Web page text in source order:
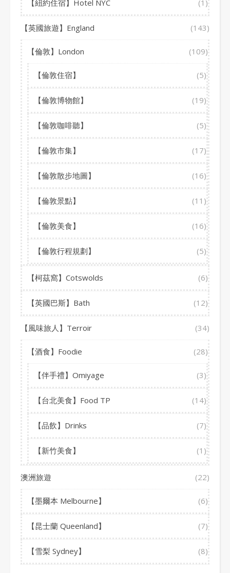
【紐約住宿】Hotel NYC (1)
【英國旅遊】England (143)
【倫敦】London (109)
【倫敦住宿】 (5)
【倫敦博物館】 (19)
【倫敦咖啡聽】 (5)
【倫敦市集】 (17)
【倫敦散步地圖】 (16)
【倫敦景點】 (11)
【倫敦美食】 (16)
【倫敦行程規劃】 (5)
【柯茲窩】Cotswolds (6)
【英國巴斯】Bath (12)
【風味旅人】Terroir (34)
【酒食】Foodie (28)
【伴手禮】Omiyage (3)
【台北美食】Food TP (14)
【品飲】Drinks (7)
【新竹美食】 (1)
澳洲旅遊 (22)
【墨爾本 Melbourne】 (6)
【昆士蘭 Queenland】 (7)
【雪梨 Sydney】 (8)